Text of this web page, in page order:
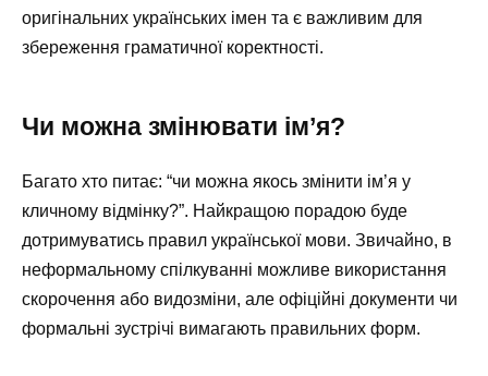
оригінальних українських імен та є важливим для
збереження граматичної коректності.
Чи можна змінювати ім’я?
Багато хто питає: “чи можна якось змінити ім’я у
кличному відмінку?”. Найкращою порадою буде
дотримуватись правил української мови. Звичайно, в
неформальному спілкуванні можливе використання
скорочення або видозміни, але офіційні документи чи
формальні зустрічі вимагають правильних форм.